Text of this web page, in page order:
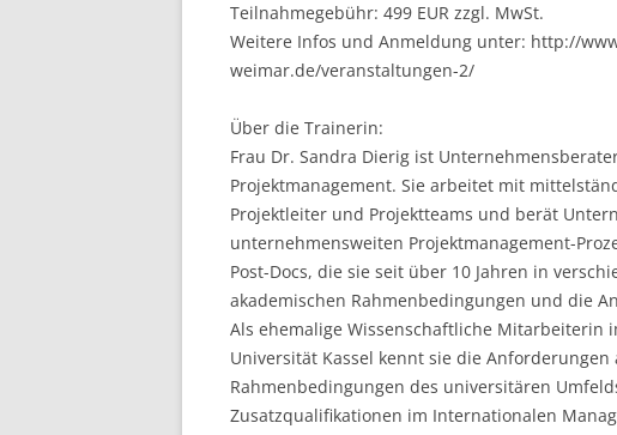
Teilnahmegebühr: 499 EUR zzgl. MwSt.
Weitere Infos und Anmeldung unter: http://
weimar.de/veranstaltungen-2/
Über die Trainerin:
Frau Dr. Sandra Dierig ist
Projektmanagement. Sie arbeitet mit
Projektleiter und Projektteams und berät
unternehmensweiten Projektmanagement-
Post-Docs, die sie seit über 10 Jahren in
akademischen Rahmenbedingungen und die
Als ehemalige Wissenschaftliche Mitarbeiterin
Universität Kassel kennt sie die
Rahmenbedingungen des universitären
Zusatzqualifikationen im Internationalen